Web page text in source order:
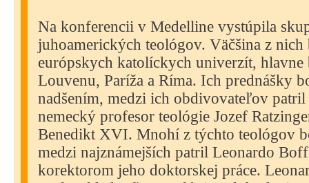
Na konferencii v Medelline vystúpila
juhoamerických teológov. Väčšina z
európskych katolíckych univerzít, hlavne
Louvenu, Paríža a Ríma. Ich prednášky
nadšením, medzi ich obdivovateľov
nemecký profesor teológie Jozef
Benedikt XVI. Mnohí z týchto teológov
medzi najznámejších patril Leonardo
korektorom jeho doktorskej práce.